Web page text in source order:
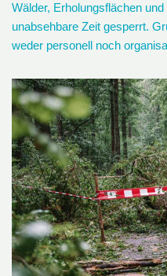
Wälder, Erholungsflächen
unabsehbare Zeit gesperrt.
weder personell noch